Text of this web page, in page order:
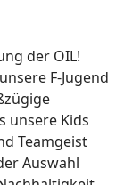
der OIL!
F-Jugend
unsere Kids
Teamgeist
Auswahl